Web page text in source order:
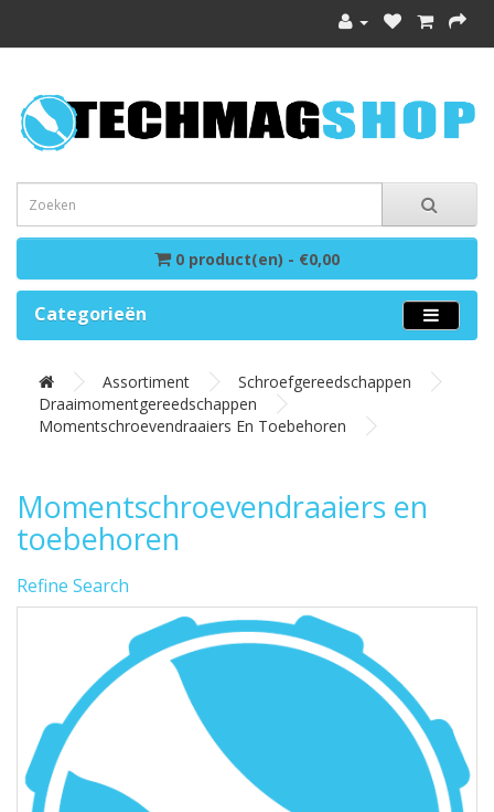
0 product(en) - €0,00
Categorieën
Assortiment
Schroefgereedschappen
Draaimomentgereedschappen
Momentschroevendraaiers En Toebehoren
Momentschroevendraaiers en
toebehoren
Refine Search